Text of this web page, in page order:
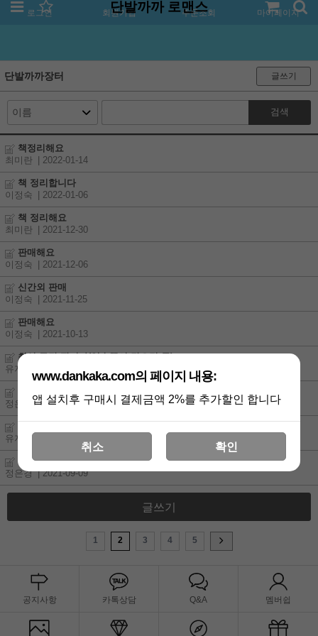
로그인 회원가입 주문조회 마이페이지
단발까까 로맨스
단발까까장터 글쓰기
검색
책정리해요
최미란
| 2022-01-14
책 정리합니다
이정숙
| 2022-01-06
책 정리해요
최미란
| 2021-12-30
판매해요
이정숙
| 2021-12-06
신간외 판매
이정숙
| 2021-11-25
판매해요
이정숙
| 2021-10-13
최신,구간 팝니다(입술끝이 닿으면 등)
유지성
| 2021-10-05
정은경 | 2021-09-25
유지성
신간구해요
정은경 | 2021-09-09
글쓰기
1 2 3 4 5
공지사항 카톡상담 Q&A 멤버쉽
www.dankaka.com의 페이지 내용:
앱 설치후 구매시 결제금액 2%를 추가할인 합니다
취소 확인